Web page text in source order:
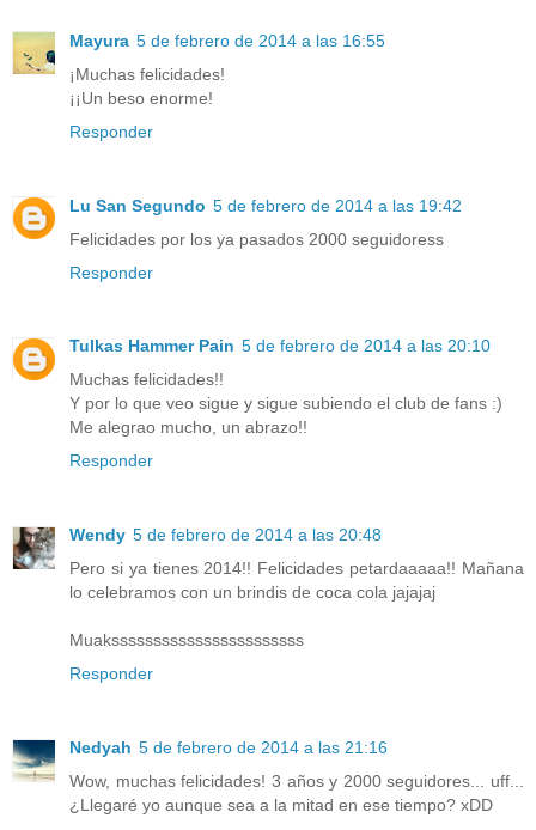
Mayura 5 de febrero de 2014 a las 16:55
¡Muchas felicidades!
¡¡Un beso enorme!
Responder
Lu San Segundo 5 de febrero de 2014 a las 19:42
Felicidades por los ya pasados 2000 seguidoress
Responder
Tulkas Hammer Pain 5 de febrero de 2014 a las 20:10
Muchas felicidades!!
Y por lo que veo sigue y sigue subiendo el club de fans :)
Me alegrao mucho, un abrazo!!
Responder
Wendy 5 de febrero de 2014 a las 20:48
Pero si ya tienes 2014!! Felicidades petardaaaaa!! Mañana
lo celebramos con un brindis de coca cola jajajaj
Muaksssssssssssssssssssssss
Responder
Nedyah 5 de febrero de 2014 a las 21:16
Wow, muchas felicidades! 3 años y 2000 seguidores... uff...
¿Llegaré yo aunque sea a la mitad en ese tiempo? xDD